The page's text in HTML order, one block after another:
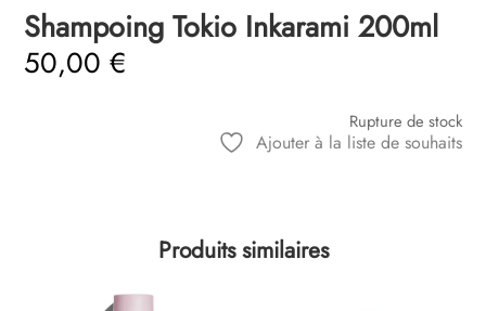
Shampoing Tokio Inkarami 200ml
50,00€
Rupture de stock
Ajouter à la liste de souhaits
Produits similaires